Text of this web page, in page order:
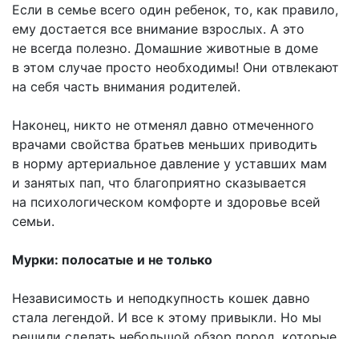
Если в семье всего один ребенок, то, как правило,
ему достается все внимание взрослых. А это
не всегда полезно. Домашние животные в доме
в этом случае просто необходимы! Они отвлекают
на себя часть внимания родителей.
Наконец, никто не отменял давно отмеченного
врачами свойства братьев меньших приводить
в норму артериальное давление у уставших мам
и занятых пап, что благоприятно сказывается
на психологическом комфорте и здоровье всей
семьи.
Мурки: полосатые и не только
Независимость и неподкупность кошек давно
стала легендой. И все к этому привыкли. Но мы